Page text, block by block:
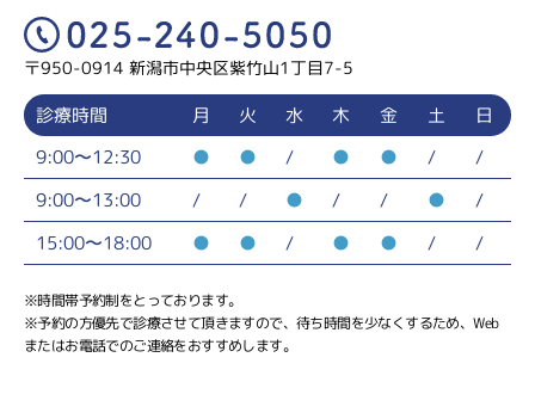
〒950-0914 新潟市中央区紫竹山1丁目7-5
診療時間 月 火 水 木 金 土
日
9:00〜12:30
● ● / ● ● /
/
9:00〜13:00
/ / ● / / ●
/
15:00〜18:00
● ● / ● ● / /
※時間帯予約制をとっております。
※予約の方優先で診療させて頂きますので、待ち時間を少なくするため、Web
またはお電話でのご連絡をおすすめします。